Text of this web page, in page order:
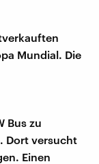
Mundial. Die
Bus zu
Dort versucht
Einen